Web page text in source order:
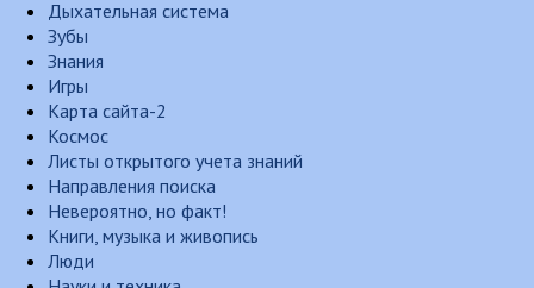
Дыхательная система
Зубы
Знания
Игры
Карта сайта-2
Космос
Листы открытого учета знаний
Направления поиска
Невероятно, но факт!
Книги, музыка и живопись
Люди